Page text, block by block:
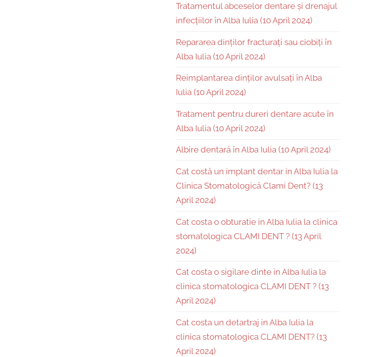
Tratamentul abceselor dentare și drenajul
infecțiilor în Alba Iulia (10 April 2024)
Repararea dinților fracturați sau ciobiți în
Alba Iulia (10 April 2024)
Reimplantarea dinților avulsați în Alba
Iulia (10 April 2024)
Tratament pentru dureri dentare acute în
Alba Iulia (10 April 2024)
Albire dentară în Alba Iulia (10 April 2024)
Cat costă un implant dentar in Alba Iulia la
Clinica Stomatologică Clami Dent? (13
April 2024)
Cat costa o obturatie in Alba Iulia la clinica
stomatologica CLAMI DENT ? (13 April
2024)
Cat costa o sigilare dinte in Alba Iulia la
clinica stomatologica CLAMI DENT ? (13
April 2024)
Cat costa un detartraj in Alba Iulia la
clinica stomatologica CLAMI DENT? (13
April 2024)